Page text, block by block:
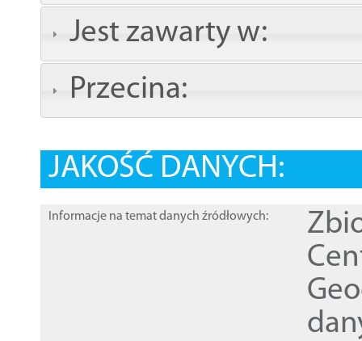
Jest zawarty w:
Przecina:
JAKOŚĆ DANYCH:
Informacje na temat danych źródłowych: